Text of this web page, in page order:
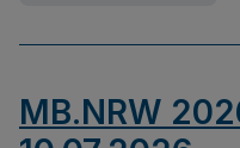
MB.NRW